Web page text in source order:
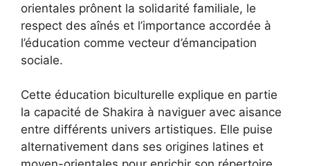
orientales prônent la solidarité familiale, le
respect des aînés et l’importance accordée à
l’éducation comme vecteur d’émancipation
sociale.
Cette éducation biculturelle explique en partie
la capacité de Shakira à naviguer avec aisance
entre différents univers artistiques. Elle puise
alternativement dans ses origines latines et